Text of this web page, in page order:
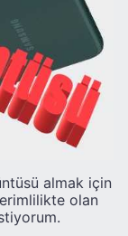
almak için
olan